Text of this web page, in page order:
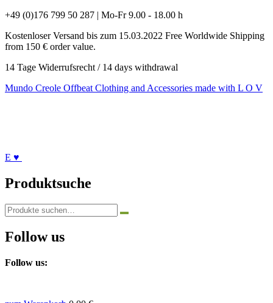
+49 (0)176 799 50 287 | Mo-Fr 9.00 - 18.00 h
Kostenloser Versand bis zum 15.03.2022 Free Worldwide Shipping
from 150 € order value.
14 Tage Widerrufsrecht / 14 days withdrawal
Mundo Creole Offbeat Clothing and Accessories made with L O V
E ♥
Produktsuche
Suchen
nach:
Follow us
Follow us: